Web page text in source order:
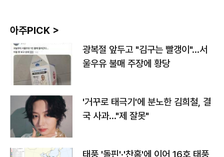
아주PICK >
광복절 앞두고 "김구는 빨갱이"…서
울우유 불매 주장에 황당
'거꾸로 태극기'에 분노한 김희철, 결
국 사과…"제 잘못"
태풍 '돌핀'·'찬홈'에 이어 16호 태풍